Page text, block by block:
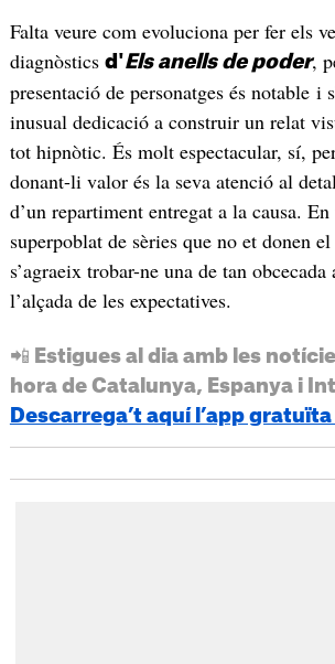
Falta veure com evoluciona per fer els
diagnòstics d'Els anells de poder,
presentació de personatges és notable i
inusual dedicació a construir un relat
tot hipnòtic. És molt espectacular, sí,
donant-li valor és la seva atenció al
d’un repartiment entregat a la causa.
superpoblat de sèries que no et donen el
s’agraeix trobar-ne una de tan obcecada
l’alçada de les expectatives.
📲 Estigues al dia amb les
hora de Catalunya, Espanya i
Descarrega’t aquí l’app gratuïta